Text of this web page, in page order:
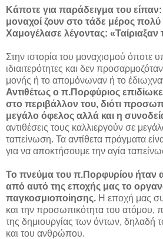
Κάποτε για παράδειγμα του
μοναχοί ζουν στο τάδε μέρος
Χαμογέλασε λέγοντας: «Ταίριαξαν
Στην ιστορία του μοναχισμού όποτε
ιδιαιτερότητες και δεν
μονής ή το απομόνωναν ή το
Αντιθέτως ο π.Πορφύριος επιδίωκε
στο περιβάλλον του, διότι
μεγάλο όφελος αλλά και η
αντιθέσεις τους καλλιεργούν σε
ταπείνωση. Τα αντίθετα πράγματα
για να αποκτήσουμε την αγία
Το πνεύμα του π.Πορφυρίου ήταν
από αυτό της εποχής μας το
παγκοσμιοποίησης. Η εποχή μας
και την προσωπικότητα του ατόμου,
της δημιουργίας των όντων, δηλαδή
και του ανθρώπου.